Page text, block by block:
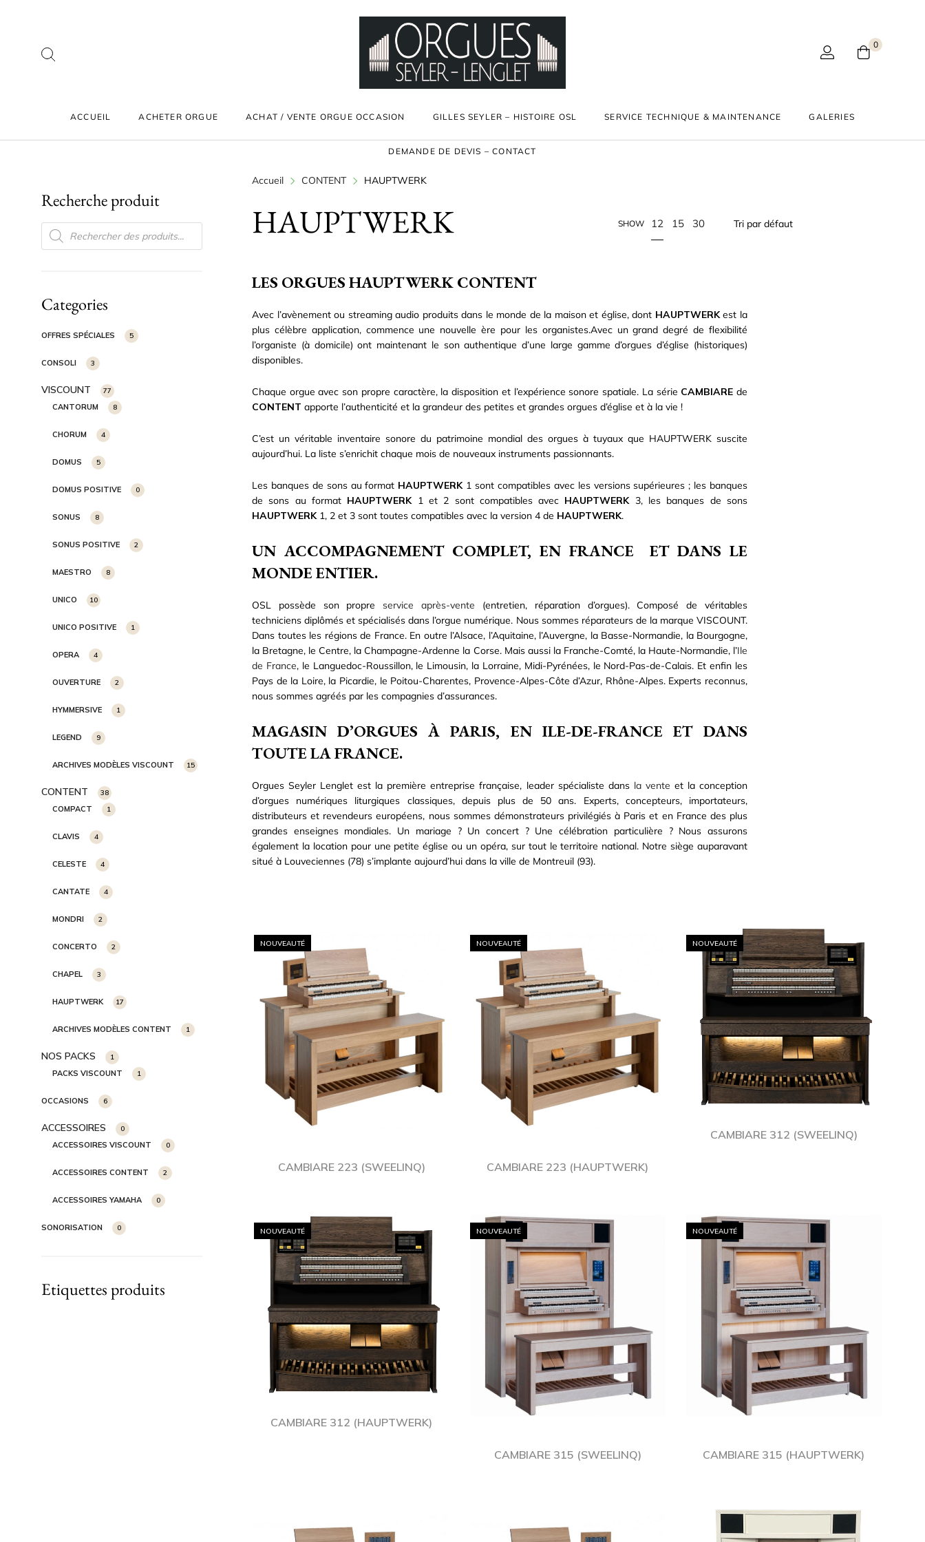
0
ACCUEIL ACHETER ORGUE ACHAT / VENTE ORGUE OCCASION GILLES SEYLER – HISTOIRE OSL SERVICE TECHNIQUE & MAINTENANCE GALERIES
DEMANDE DE DEVIS – CONTACT
Recherche produit
RECHERCHE DE PRODUITS
Categories
OFFRES SPÉCIALES 5
CONSOLI 3
VISCOUNT 77
CANTORUM 8
CHORUM 4
DOMUS 5
DOMUS POSITIVE 0
SONUS 8
SONUS POSITIVE 2
MAESTRO 8
UNICO 10
UNICO POSITIVE 1
OPERA 4
OUVERTURE 2
HYMMERSIVE 1
LEGEND 9
ARCHIVES MODÈLES VISCOUNT 15
CONTENT 38
COMPACT 1
CLAVIS 4
CELESTE 4
CANTATE 4
MONDRI 2
CONCERTO 2
CHAPEL 3
HAUPTWERK 17
ARCHIVES MODÈLES CONTENT 1
NOS PACKS 1
PACKS VISCOUNT 1
OCCASIONS 6
ACCESSOIRES 0
ACCESSOIRES VISCOUNT 0
ACCESSOIRES CONTENT 2
ACCESSOIRES YAMAHA 0
SONORISATION 0
Etiquettes produits
Accueil CONTENT HAUPTWERK
HAUPTWERK SHOW 12 15 30
LES ORGUES HAUPTWERK CONTENT
Avec l’avènement ou streaming audio produits dans le monde de la maison et église, dont HAUPTWERKest la
plus célèbre application, commence une nouvelle ère pour les organistes.Avec un grand degré de flexibilité
l’organiste (à domicile) ont maintenant le son authentique d’une large gamme d’orgues d’église (historiques)
disponibles.
Chaque orgue avec son propre caractère, la disposition et l’expérience sonore spatiale. La série CAMBIARE de
CONTENT apporte l’authenticité et la grandeur des petites et grandes orgues d’église et à la vie !
C’est un véritable inventaire sonore du patrimoine mondial des orgues à tuyaux que HAUPTWERK suscite
aujourd’hui. La liste s’enrichit chaque mois de nouveaux instruments passionnants.
Les banques de sons au format HAUPTWERK 1 sont compatibles avec les versions supérieures ; les banques
de sons au format HAUPTWERK 1 et 2 sont compatibles avec HAUPTWERK 3, les banques de sons
HAUPTWERK 1, 2 et 3 sont toutes compatibles avec la version 4 de HAUPTWERK.
UN ACCOMPAGNEMENT COMPLET, EN FRANCE ET DANS LE
MONDE ENTIER.
OSL possède son propre service après-vente (entretien, réparation d’orgues). Composé de véritables
techniciens diplômés et spécialisés dans l’orgue numérique. Nous sommes réparateurs de la marque VISCOUNT.
Dans toutes les régions de France. En outre l’Alsace, l’Aquitaine, l’Auvergne, la Basse-Normandie, la Bourgogne,
la Bretagne, le Centre, la Champagne-Ardenne la Corse. Mais aussi la Franche-Comté, la Haute-Normandie, l’Ile
de France, le Languedoc-Roussillon, le Limousin, la Lorraine, Midi-Pyrénées, le Nord-Pas-de-Calais. Et enfin les
Pays de la Loire, la Picardie, le Poitou-Charentes, Provence-Alpes-Côte d’Azur, Rhône-Alpes. Experts reconnus,
nous sommes agréés par les compagnies d’assurances.
MAGASIN D’ORGUES À PARIS, EN ILE-DE-FRANCE ET DANS
TOUTE LA FRANCE.
Orgues Seyler Lenglet est la première entreprise française, leader spécialiste dans la vente et la conception
d’orgues numériques liturgiques classiques, depuis plus de 50 ans. Experts, concepteurs, importateurs,
distributeurs et revendeurs européens, nous sommes démonstrateurs privilégiés à Paris et en France des plus
grandes enseignes mondiales. Un mariage ? Un concert ? Une célébration particulière ? Nous assurons
également la location pour une petite église ou un opéra, sur tout le territoire national. Notre siège auparavant
situé à Louveciennes (78) s’implante aujourd’hui dans la ville de Montreuil (93).
NOUVEAUTÉ
CAMBIARE 223 (SWEELINQ)
NOUVEAUTÉ
CAMBIARE 223 (HAUPTWERK)
NOUVEAUTÉ
CAMBIARE 312 (SWEELINQ)
NOUVEAUTÉ
CAMBIARE 312 (HAUPTWERK)
NOUVEAUTÉ
CAMBIARE 315 (SWEELINQ)
NOUVEAUTÉ
CAMBIARE 315 (HAUPTWERK)